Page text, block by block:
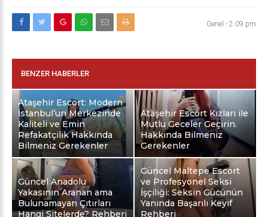
Genel - 2:09 pm
BENZER HABERLER
Ataşehir Escort: Modern
İstanbul’un Merkezinde
Kaliteli ve Emin
Refakatçilik Hakkında
Bilmeniz Gerekenler
Ataşehir Escort Kızları ile
Mutlu Geceler Geçirin.
Hakkında Bilmeniz
Gerekenler
Güncel Anadolu
Yakasının Aranan ama
Bulunamayan Çıtırları
Hangi Sitelerde? Rehberi
Güncel Maltepe Escort
ve Profesyonel Seksi
İşçiliği: Seksin Gücünün
Yanında Başarılı Keyif
Rehberi